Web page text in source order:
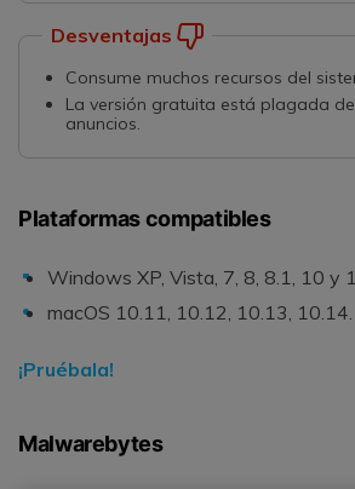
Desventajas
Consume muchos recursos del
La versión gratuita está plagada
anuncios.
Plataformas compatibles
Windows XP, Vista, 7, 8, 8.1, 10 y
macOS 10.11, 10.12, 10.13,
¡Pruébala!
Malwarebytes